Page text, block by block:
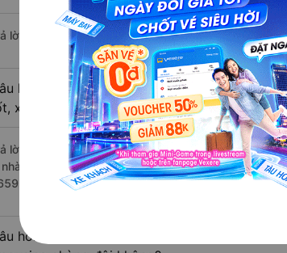
lời: Chuyến xe có giờ xuất phát trễ (muộn) nhất là
hỏi: Review xe đi Trần Văn Thời - Cà Mau
xuất sắc, cao cấp nhất?
lời: Những hãng xe đi Đạ Huoai - Lâm Đồng Trần
nhà xe Tuấn Hiệp đi Trần Văn Thời - Cà Mau từ Đạ
đánh giá của khách hàng).
hỏi: Có loại xe Đạ Huoai - Lâm Đồng Trần